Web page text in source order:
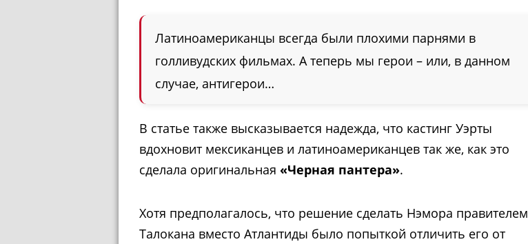
Латиноамериканцы всегда были плохими парнями в
голливудских фильмах. А теперь мы герои – или, в данном
случае, антигерои…
В статье также высказывается надежда, что кастинг Уэрты
вдохновит мексиканцев и латиноамериканцев так же, как это
сделала оригинальная «Черная пантера».
Хотя предполагалось, что решение сделать Нэмора правителем
Талокана вместо Атлантиды было попыткой отличить его от